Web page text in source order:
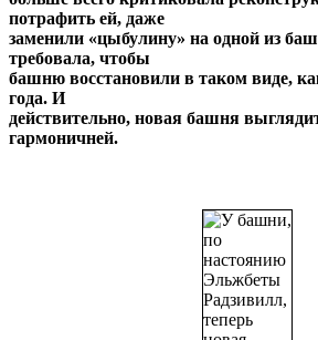
потрафить ей, даже
заменили «цыбулину» на одной из
требовала, чтобы
башню восстановили в таком виде,
года. И
действительно, новая башня
гармоничней.